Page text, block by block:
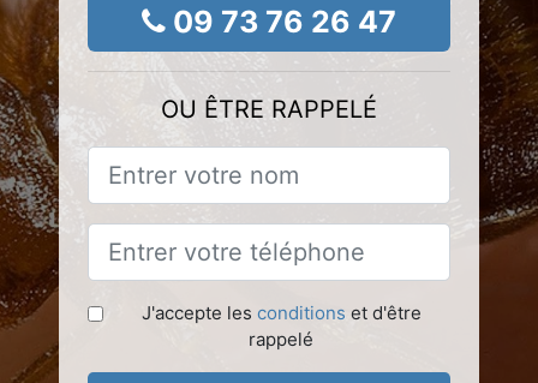
09 73 76 26 47
OU ÊTRE RAPPELÉ
J'accepte les conditions et d'être
rappelé